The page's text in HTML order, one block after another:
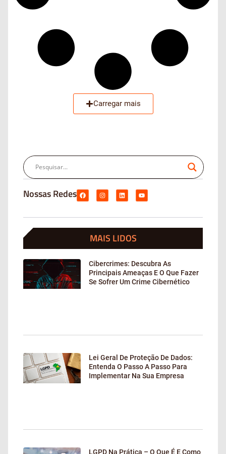
Carregar mais
Nossas Redes
MAIS LIDOS
Cibercrimes: Descubra As
Principais Ameaças E O Que Fazer
Se Sofrer Um Crime Cibernético
Lei Geral De Proteção De Dados:
Entenda O Passo A Passo Para
Implementar Na Sua Empresa
LGPD Na Prática – O Que É E Como